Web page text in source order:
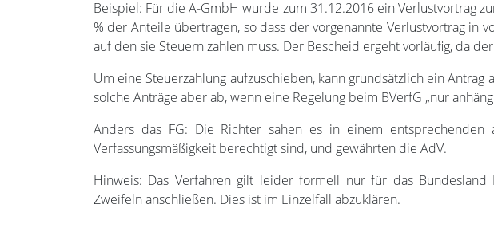
Beispiel: Für die A-GmbH wurde zum 31.12.2016 ein Verlustvortrag
% der Anteile übertragen, so dass der vorgenannte Verlustvortrag in
auf den sie Steuern zahlen muss. Der Bescheid ergeht vorläufig, da
Um eine Steuerzahlung aufzuschieben, kann grundsätzlich ein
solche Anträge aber ab, wenn eine Regelung beim BVerfG „nur
Anders das FG: Die Richter sahen es in einem
Verfassungsmäßigkeit berechtigt sind, und gewährten die AdV.
Hinweis: Das Verfahren gilt leider formell nur für das
Zweifeln anschließen. Dies ist im Einzelfall abzuklären.